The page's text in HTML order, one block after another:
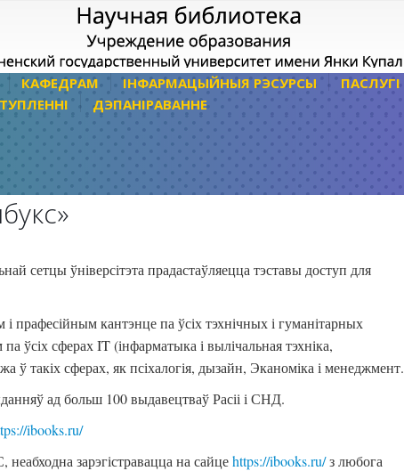
КАФЕДРАМ ІНФАРМАЦЫЙНЫЯ РЭСУРСЫ
ПАСЛУГІ
ДЭПАНІРАВАННЕ
сетцы ўніверсітэта прадастаўляецца тэставы доступ для
кантэнце па ўсіх тэхнічных і гуманітарных
ўсіх сферах IT (інфарматыка і вылічальная тэхніка,
ў такіх сферах, як псіхалогія, дызайн, Эканоміка і менеджмент.
ад больш 100 выдавецтваў Расіі і СНД.
ibooks.ru/
зарэгістравацца на сайцеhttps://ibooks.ru/з любога